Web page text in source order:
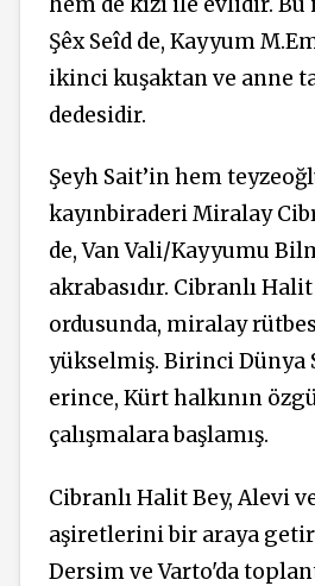
Şêx Seîd de, Kayyum
ikinci kuşaktan ve anne
dedesidir.
Şeyh Sait’in hem
kayınbiraderi Miralay
de, Van Vali/Kayyumu
akrabasıdır. Cibranlı
ordusunda, miralay
yükselmiş. Birinci Dünya
erince, Kürt halkının
çalışmalara başlamış.
Cibranlı Halit Bey, Alevi
aşiretlerini bir araya
Dersim ve Varto'da